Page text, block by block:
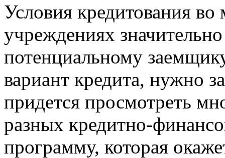
Условия кредитования
учреждениях
потенциальному
вариант кредита, нужно
придется просмотреть
разных кредитно-
программу, которая